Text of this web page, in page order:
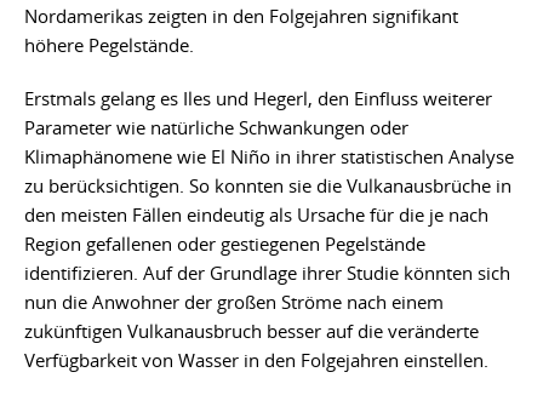
Nordamerikas zeigten in den Folgejahren signifikant
höhere Pegelstände.
Erstmals gelang es Iles und Hegerl, den Einfluss weiterer
Parameter wie natürliche Schwankungen oder
Klimaphänomene wie El Niño in ihrer statistischen Analyse
zu berücksichtigen. So konnten sie die Vulkanausbrüche in
den meisten Fällen eindeutig als Ursache für die je nach
Region gefallenen oder gestiegenen Pegelstände
identifizieren. Auf der Grundlage ihrer Studie könnten sich
nun die Anwohner der großen Ströme nach einem
zukünftigen Vulkanausbruch besser auf die veränderte
Verfügbarkeit von Wasser in den Folgejahren einstellen.